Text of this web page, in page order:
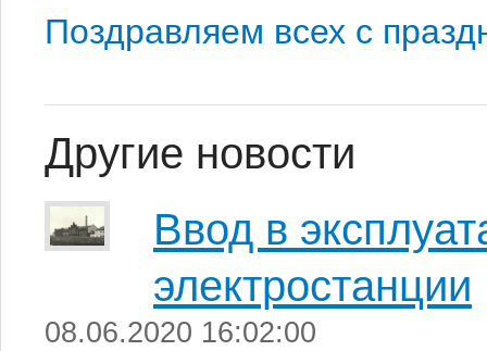
Поздравляем всех с
Другие новости
Ввод в
электростанции
08.06.2020 16:02:00